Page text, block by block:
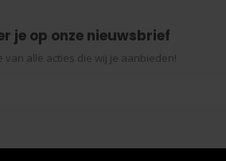
je op onze nieuwsbrief
van alle acties die wij je aanbieden!